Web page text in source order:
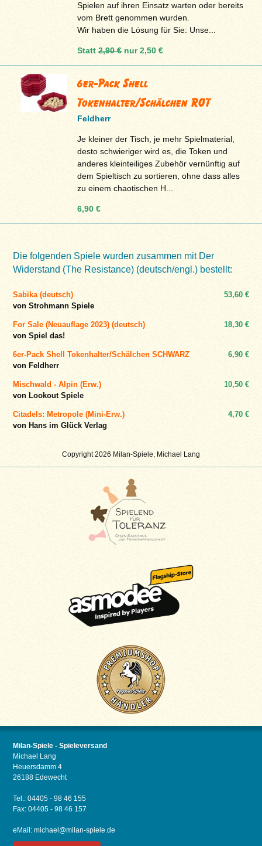
Copyright 2026 Milan-Spiele, Michael Lang
Spielen auf ihren Einsatz warten oder bereits
vom Brett genommen wurden.
Wir haben die Lösung für Sie: Unse...
Statt2,90 €nur2,50 €
6er-Pack Shell
Tokenhalter/Schälchen ROT
Feldherr
Je kleiner der Tisch, je mehr Spielmaterial,
desto schwieriger wird es, die Token und
anderes kleinteiliges Zubehör vernünftig auf
dem Spieltisch zu sortieren, ohne dass alles
zu einem chaotischen H...
6,90 €
Die folgenden Spiele wurden zusammen mit Der
Widerstand (The Resistance) (deutsch/engl.) bestellt:
Sabika (deutsch)
von Strohmann Spiele
53,60 €
For Sale (Neuauflage 2023) (deutsch)
von Spiel das!
18,30 €
6er-Pack Shell Tokenhalter/Schälchen SCHWARZ
von Feldherr
6,90 €
Mischwald - Alpin (Erw.)
von Lookout Spiele
10,50 €
Citadels: Metropole (Mini-Erw.)
von Hans im Glück Verlag
4,70 €
Milan-Spiele - Spieleversand
Michael Lang
Heuersdamm 4
26188 Edewecht
Tel.: 04405 - 98 46 155
Fax: 04405 - 98 46 157
eMail:michael@milan-spiele.de